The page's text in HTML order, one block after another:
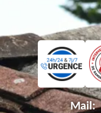
Mail: